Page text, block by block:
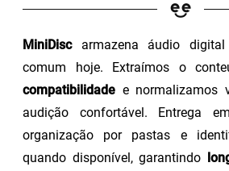
MiniDiscarmazena áudio
comum hoje. Extraímos o
compatibilidade e normalizamos
audição confortável. Entrega
organização por pastas e
quando disponível, garantindo